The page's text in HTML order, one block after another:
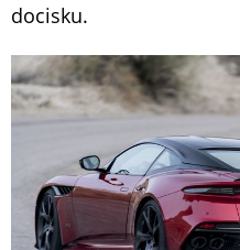
docisku.